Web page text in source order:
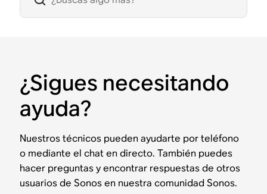
¿Sigues necesitando
ayuda?
Nuestros técnicos pueden ayudarte por teléfono
o mediante el chat en directo. También puedes
hacer preguntas y encontrar respuestas de otros
usuarios de Sonos en nuestra comunidad Sonos.